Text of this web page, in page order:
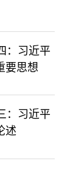
：习近平
要思想
：习近平
述